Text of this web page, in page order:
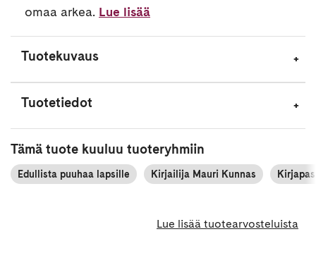
omaa arkea. Lue lisää
Tuotekuvaus
Tuotetiedot
Tämä tuote kuuluu tuoteryhmiin
Edullista puuhaa lapsille Kirjailija Mauri Kunnas
Lue lisää tuotearvosteluista